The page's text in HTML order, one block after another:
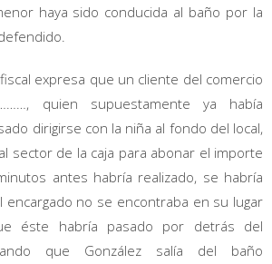
haya sido conducida al baño por la
expresa que un cliente del comercio
quien supuestamente ya había
dirigirse con la niña al fondo del local,
sector de la caja para abonar el importe
antes habría realizado, se habría
encargado no se encontraba en su lugar
éste habría pasado por detrás del
que González salía del baño